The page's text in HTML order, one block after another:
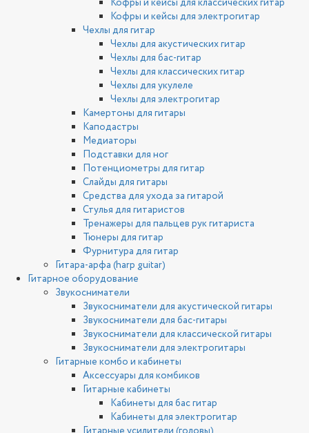
Кофры и кейсы для классических гитар
Кофры и кейсы для электрогитар
Чехлы для гитар
Чехлы для акустических гитар
Чехлы для бас-гитар
Чехлы для классических гитар
Чехлы для укулеле
Чехлы для электрогитар
Камертоны для гитары
Каподастры
Медиаторы
Подставки для ног
Потенциометры для гитар
Слайды для гитары
Средства для ухода за гитарой
Стулья для гитаристов
Тренажеры для пальцев рук гитариста
Тюнеры для гитар
Фурнитура для гитар
Гитара-арфа (harp guitar)
Гитарное оборудование
Звукосниматели
Звукосниматели для акустической гитары
Звукосниматели для бас-гитары
Звукосниматели для классической гитары
Звукосниматели для электрогитары
Гитарные комбо и кабинеты
Аксессуары для комбиков
Гитарные кабинеты
Кабинеты для бас гитар
Кабинеты для электрогитар